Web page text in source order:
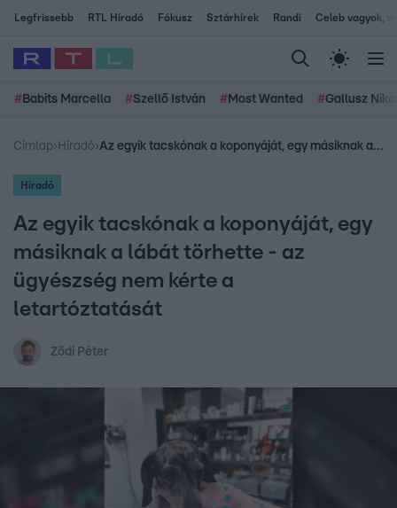
Legfrissebb RTL Híradó Fókusz Sztárhírek Randi Celeb vagyok,
# Babits Marcella #Szellő István # Most Wanted #Gallusz
Címlap› Híradó› Az egyik tacskónak a koponyáját, egy másiknak a lábát törhette - az ügyészség nem kérte a letartóztatását
Híradó
Az egyik tacskónak a koponyáját, egy
másiknak a lábát törhette - az
ügyészség nem kérte a
letartóztatását
Ződi Péter